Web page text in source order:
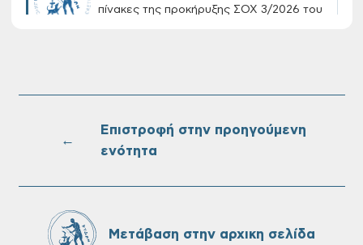
πίνακες της προκήρυξης ΣΟΧ 3/2026 του
χρόνου σε υπηρεσίες καθαρισμού
σχολικών μονάδων
06/08 οι αιτήσεις
←
Επιστροφή στην προηγούμενη
ενότητα
Μετάβαση στην αρχικη σελίδα